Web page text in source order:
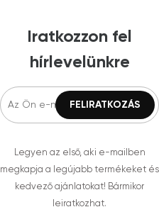
Iratkozzon fel
hírlevelünkre
Legyen az első, aki e-mailben
megkapja a legújabb termékeket és
kedvező ajánlatokat! Bármikor
leiratkozhat.